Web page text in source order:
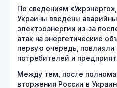
По сведениям
Украины введены
электроэнергии из-за
атак на энергетические
первую очередь,
потребителей и
Между тем, после
вторжения России в